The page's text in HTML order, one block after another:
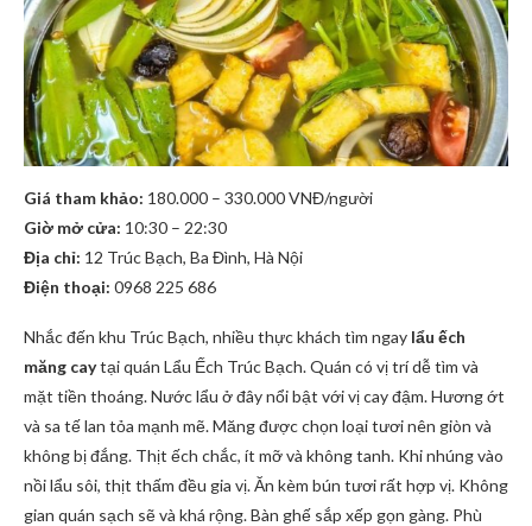
Giá tham khảo: 180.000 – 330.000 VNĐ/người
Giờ mở cửa: 10:30 – 22:30
Địa chỉ: 12 Trúc Bạch, Ba Đình, Hà Nội
Điện thoại: 0968 225 686
Nhắc đến khu Trúc Bạch, nhiều thực khách tìm ngay lẩu ếch
măng caytại quán Lẩu Ếch Trúc Bạch. Quán có vị trí dễ tìm và
mặt tiền thoáng. Nước lẩu ở đây nổi bật với vị cay đậm. Hương ớt
và sa tế lan tỏa mạnh mẽ. Măng được chọn loại tươi nên giòn và
không bị đắng. Thịt ếch chắc, ít mỡ và không tanh. Khi nhúng vào
nồi lẩu sôi, thịt thấm đều gia vị. Ăn kèm bún tươi rất hợp vị. Không
gian quán sạch sẽ và khá rộng. Bàn ghế sắp xếp gọn gàng. Phù